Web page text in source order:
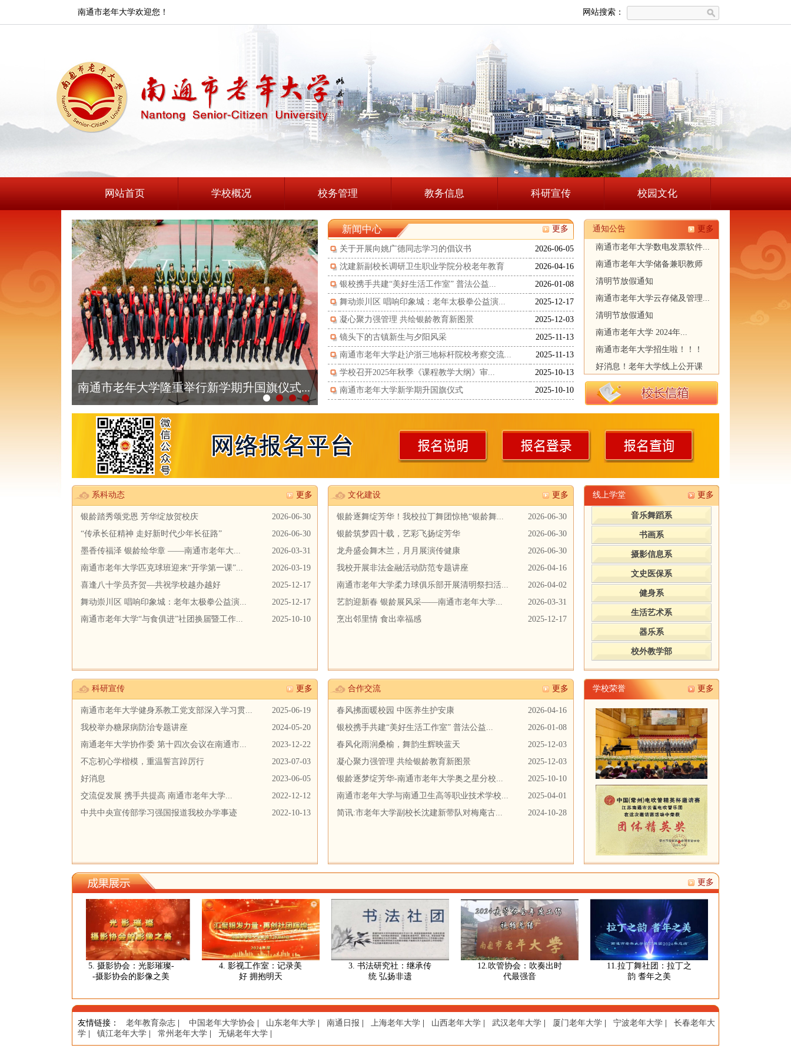
南通市老年大学欢迎您！ 网站搜索：
网站首页 学校概况 校务管理 教务信息 科研宣传 校园文化
南通市老年大学隆重举行新学期升国旗仪式...
新闻中心 更多
关于开展向姚广德同志学习的倡议书
2026-06-05
沈建新副校长调研卫生职业学院分校老年教育
2026-04-16
银校携手共建“美好生活工作室” 普法公益...
2026-01-08
舞动崇川区 唱响印象城：老年太极拳公益演...
2025-12-17
凝心聚力强管理 共绘银龄教育新图景
2025-12-03
镜头下的古镇新生与夕阳风采
2025-11-13
南通市老年大学赴沪浙三地标杆院校考察交流...
2025-11-13
学校召开2025年秋季《课程教学大纲》审...
2025-10-13
南通市老年大学新学期升国旗仪式
2025-10-10
通知公告 更多
南通市老年大学数电发票软件...
南通市老年大学储备兼职教师
清明节放假通知
南通市老年大学云存储及管理...
清明节放假通知
南通市老年大学 2024年...
南通市老年大学招生啦！！！
好消息！老年大学线上公开课
系科动态 更多
银龄踏秀颂党恩 芳华绽放贺校庆
2026-06-30
“传承长征精神 走好新时代少年长征路”
2026-06-30
墨香传福泽 银龄绘华章 ——南通市老年大...
2026-03-31
南通市老年大学匹克球班迎来“开学第一课”...
2026-03-19
喜逢八十学员齐贺—共祝学校越办越好
2025-12-17
舞动崇川区 唱响印象城：老年太极拳公益演...
2025-12-17
南通市老年大学“与食俱进”社团换届暨工作...
2025-10-10
文化建设 更多
银龄逐舞绽芳华！我校拉丁舞团惊艳“银龄舞...
2026-06-30
银龄筑梦四十载，艺彩飞扬绽芳华
2026-06-30
龙舟盛会舞木兰，月月展演传健康
2026-06-30
我校开展非法金融活动防范专题讲座
2026-04-16
南通市老年大学柔力球俱乐部开展清明祭扫活...
2026-04-02
艺韵迎新春 银龄展风采——南通市老年大学...
2026-03-31
烹出邻里情 食出幸福感
2025-12-17
线上学堂 更多
音乐舞蹈系
书画系
摄影信息系
文史医保系
健身系
生活艺术系
器乐系
校外教学部
科研宣传 更多
南通市老年大学健身系教工党支部深入学习贯...
2025-06-19
我校举办糖尿病防治专题讲座
2024-05-20
南通老年大学协作委 第十四次会议在南通市...
2023-12-22
不忘初心学楷模，重温誓言踔厉行
2023-07-03
好消息
2023-06-05
交流促发展 携手共提高 南通市老年大学...
2022-12-12
中共中央宣传部学习强国报道我校办学事迹
2022-10-13
合作交流 更多
春风拂面暖校园 中医养生护安康
2026-04-16
银校携手共建“美好生活工作室” 普法公益...
2026-01-08
春风化雨润桑榆，舞韵生辉映蓝天
2025-12-03
凝心聚力强管理 共绘银龄教育新图景
2025-12-03
银龄逐梦绽芳华-南通市老年大学奥之星分校...
2025-10-10
南通市老年大学与南通卫生高等职业技术学校...
2025-04-01
简讯:市老年大学副校长沈建新带队对梅庵古...
2024-10-28
学校荣誉 更多
更多
5. 摄影协会：光影璀璨-
-摄影协会的影像之美
4. 影视工作室：记录美
好 拥抱明天
3. 书法研究社：继承传
统 弘扬非遗
12.吹管协会：吹奏出时
代最强音
11.拉丁舞社团：拉丁之
韵 耆年之美
友情链接 ： 老年教育杂志 中国老年大学协会 山东老年大学 南通日报 上海老年大学 山西老年大学 武汉老年大学 厦门老年大学 宁波老年大学
长春老年大
学
镇江老年大学 常州老年大学 无锡老年大学